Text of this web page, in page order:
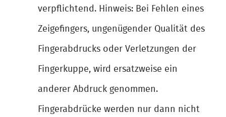
verpflichtend. Hinweis: Bei Fehlen eines
Zeigefingers, ungenügender Qualität des
Fingerabdrucks oder Verletzungen der
Fingerkuppe, wird ersatzweise ein
anderer Abdruck genommen.
Fingerabdrücke werden nur dann nicht